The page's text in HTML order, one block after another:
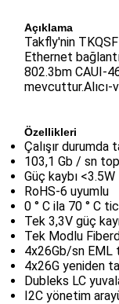
Açıklama
Takfly'nin
Ethernet
802.3bm CAUI-
mevcuttur.Alıcı-
Özellikleri
Çalışır
103,1 Gb / sn
Güç kaybı <3.5W
RoHS-6 uyumlu
0 ° C ila 70 ° C
Tek 3,3V güç
Tek Modlu
4x26Gb/sn EML
4x26G yeniden
Dubleks LC
I2C yönetim